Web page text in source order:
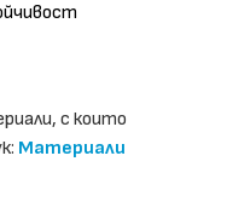
с които
Материали